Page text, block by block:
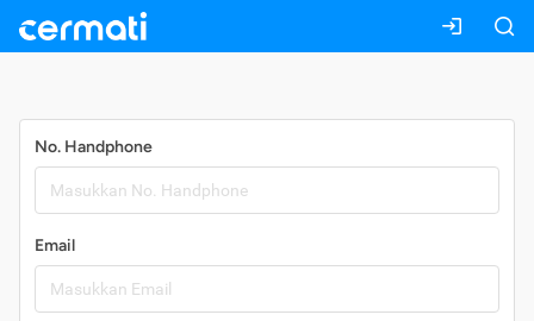
No. Handphone
Email